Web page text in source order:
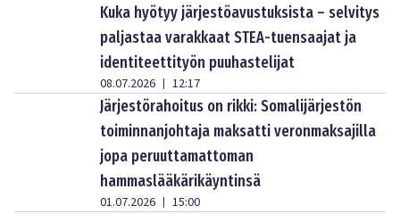
Kuka hyötyy järjestöavustuksista – selvitys
paljastaa varakkaat STEA-tuensaajat ja
identiteettityön puuhastelijat
08.07.2026 | 12:17
Järjestörahoitus on rikki: Somalijärjestön
toiminnanjohtaja maksatti veronmaksajilla
jopa peruuttamattoman
hammaslääkärikäyntinsä
01.07.2026 | 15:00